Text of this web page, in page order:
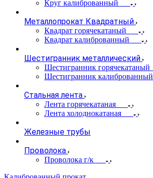
Круг калиброванный
Металлопрокат Квадратный
Квадрат горячекатаный
Квадрат калиброванный
Шестигранник металлический
Шестигранник горячекатаный
Шестигранник калиброванный
Стальная лента
Лента горячекатаная
Лента холоднокатаная
Железные трубы
Проволока
Проволока г/к